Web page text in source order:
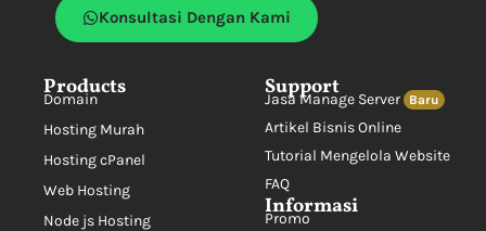
Products
Domain
Hosting Murah
Hosting cPanel
Web Hosting
Node js Hosting
Support
Jasa Manage Server Baru
Artikel Bisnis Online
Tutorial Mengelola Website
FAQ
Informasi
Promo
Konsultasi Dengan Kami